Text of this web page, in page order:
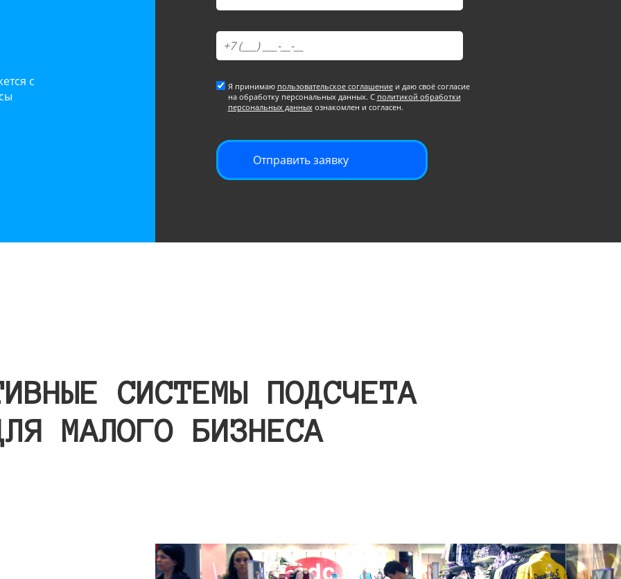
с
Я принимаю пользовательское соглашениеи даю своё согласие
на обработку персональных данных. С политикой обработки
персональных данныхознакомлен и согласен.
СИСТЕМЫ ПОДСЧЕТА
МАЛОГО БИЗНЕСА